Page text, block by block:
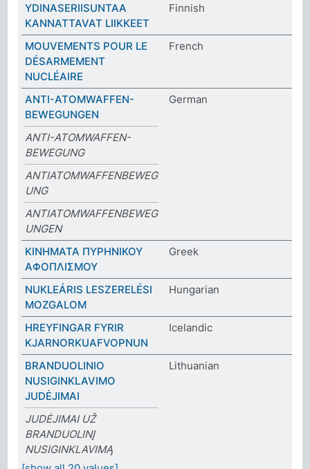
YDINASERIISUNTAA
KANNATTAVAT LIIKKEET
Finnish
MOUVEMENTS POUR LE
DÉSARMEMENT
NUCLÉAIRE
French
ANTI-ATOMWAFFEN-
BEWEGUNGEN
German
ANTI-ATOMWAFFEN-
BEWEGUNG
ANTIATOMWAFFENBEWEG
UNG
ANTIATOMWAFFENBEWEG
UNGEN
ΚΙΝΗΜΑΤΑ ΠΥΡΗΝΙΚΟΥ
ΑΦΟΠΛΙΣΜΟΥ
Greek
NUKLEÁRIS LESZERELÉSI
MOZGALOM
Hungarian
HREYFINGAR FYRIR
KJARNORKUAFVOPNUN
Icelandic
BRANDUOLINIO
NUSIGINKLAVIMO
JUDĖJIMAI
Lithuanian
JUDĖJIMAI UŽ
BRANDUOLINĮ
NUSIGINKLAVIMĄ